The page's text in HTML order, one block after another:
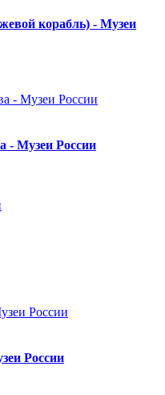
корабль) - Музеи
- Музеи России
России